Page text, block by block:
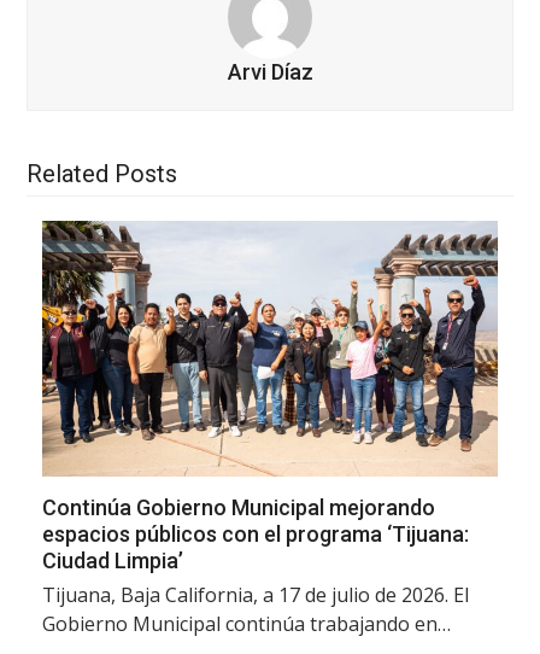
Arvi Díaz
Related Posts
Continúa Gobierno Municipal mejorando
espacios públicos con el programa ‘Tijuana:
Ciudad Limpia’
Tijuana, Baja California, a 17 de julio de 2026. El
Gobierno Municipal continúa trabajando en…